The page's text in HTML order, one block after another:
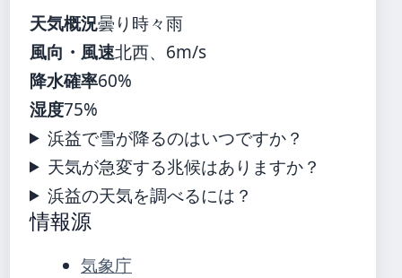
天気概況曇り時々雨
風向・風速北西、6m/s
降水確率60%
湿度75%
浜益で雪が降るのはいつですか？
天気が急変する兆候はありますか？
浜益の天気を調べるには？
情報源
気象庁